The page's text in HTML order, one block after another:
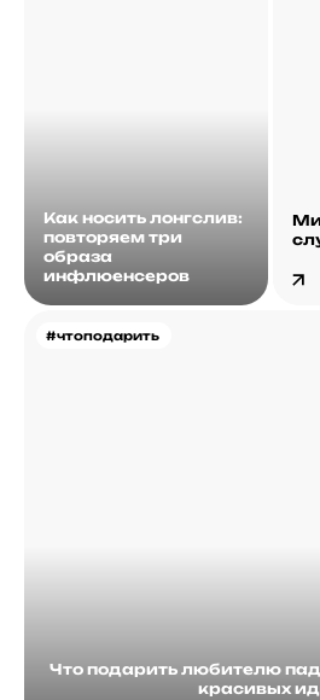
Как носить лонгслив:
повторяем три
образа
инфлюенсеров
#чтоподарить
Что подарить любителю
красивых